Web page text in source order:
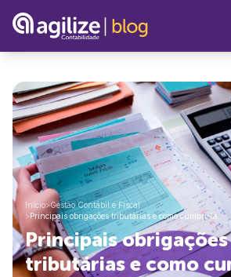
Início>Gestão Contábil e Fiscal
>Principais obrigações tributárias e como cumpri-la…
Principais obrigações
tributárias e como